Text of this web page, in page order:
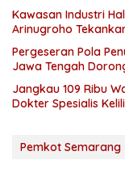
Kawasan Industri
Arinugroho
Pergeseran Pola
Jawa Tengah
Jangkau 109 Ribu
Dokter Spesialis
Pemkot Semarang